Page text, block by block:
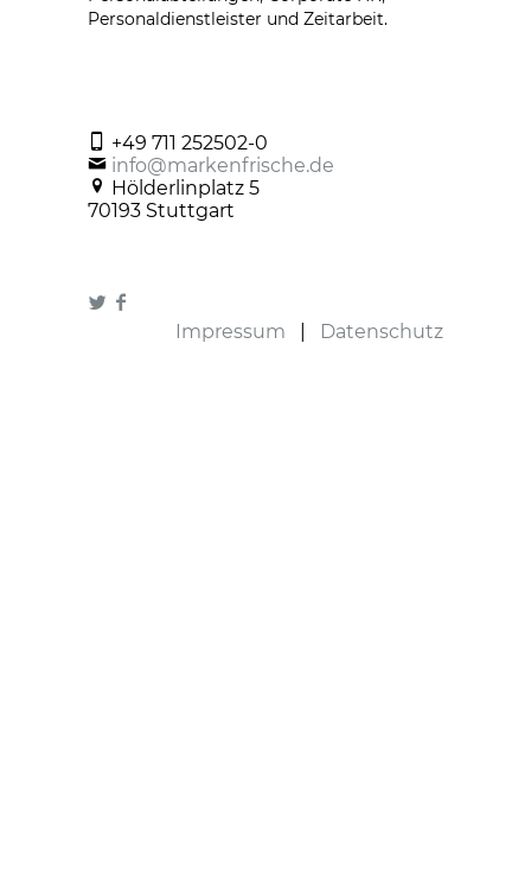
Personaldienstleister und Zeitarbeit.
+49 711 252502-0
info@markenfrische.de
Hölderlinplatz 5
70193 Stuttgart
Impressum Datenschutz